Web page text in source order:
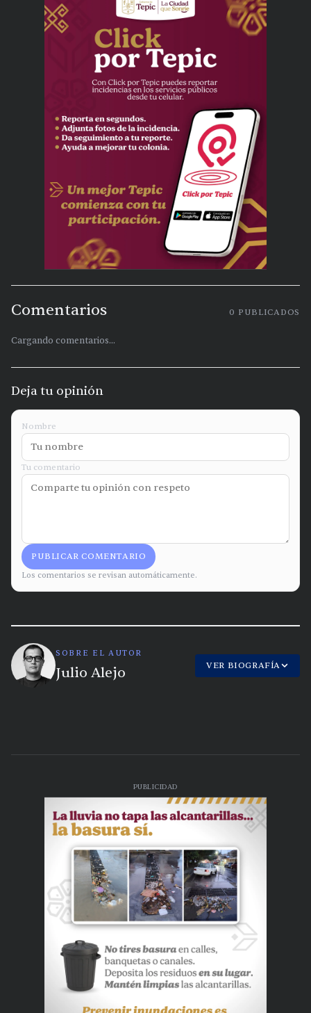
Comentarios 0 PUBLICADOS
Cargando comentarios...
Deja tu opinión
Nombre
Tu comentario
PUBLICAR COMENTARIO
Los comentarios se revisan automáticamente.
SOBRE EL AUTOR
Julio Alejo VER BIOGRAFÍA
PUBLICIDAD